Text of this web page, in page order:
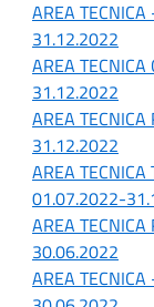
AREA
31.12.2022
AREA
31.12.2022
AREA
31.12.2022
AREA TECNICA
01.07.2022-
AREA
30.06.2022
AREA